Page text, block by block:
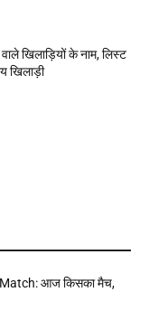
खिलाड़ियों के नाम, लिस्ट
खिलाड़ी
आज किसका मैच,